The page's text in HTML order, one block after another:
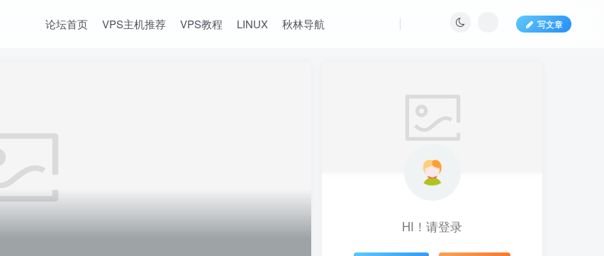
论坛首页 VPS主机推荐 VPS教程 LINUX 秋林导航 写文章
HI！请登录